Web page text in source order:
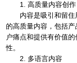
1. 高质量内容创作
内容是吸引和留
的高质量内容，包括
户痛点和提供有价值
性。
2. 多语言内容